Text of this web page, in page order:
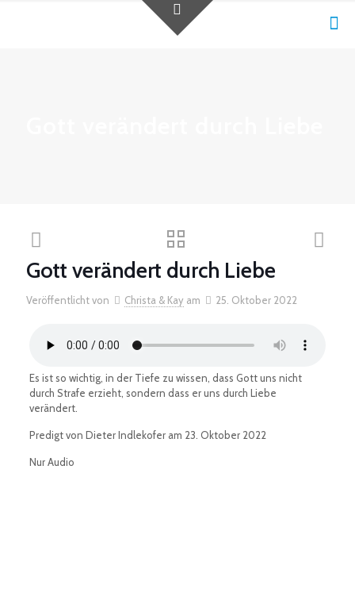
Gott verändert durch Liebe
Veröffentlicht von Christa & Kay am 25. Oktober 2022
Es ist so wichtig, in der Tiefe zu wissen, dass Gott uns nicht
durch Strafe erzieht, sondern dass er uns durch Liebe
verändert.
Predigt von Dieter Indlekofer am 23. Oktober 2022
Nur Audio